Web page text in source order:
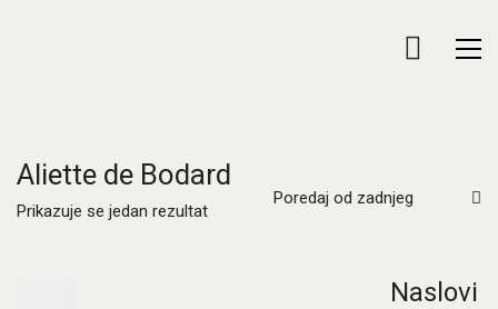
Aliette de Bodard
Prikazuje se jedan rezultat
Poredaj od zadnjeg
Naslovi